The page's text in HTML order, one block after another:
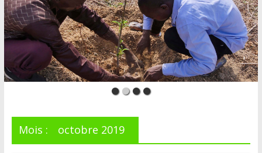
Mois : octobre 2019